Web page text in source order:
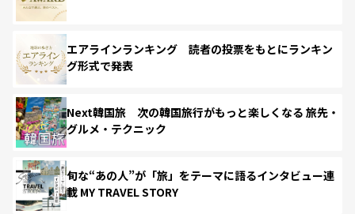
エアラインランキング 読者の投票をもとにランキン
グ形式で発表
Next韓国旅 次の韓国旅行がもっと楽しくなる 旅先・
グルメ・テクニック
旬な“あの人”が「旅」をテーマに語るインタビュー連
載 MY TRAVEL STORY